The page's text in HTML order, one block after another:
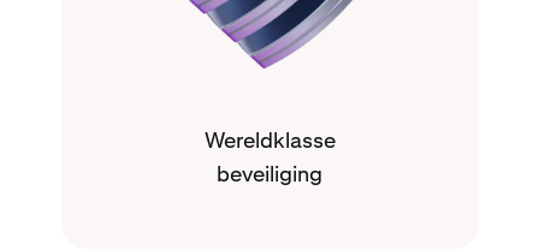
Wereldklasse
beveiliging